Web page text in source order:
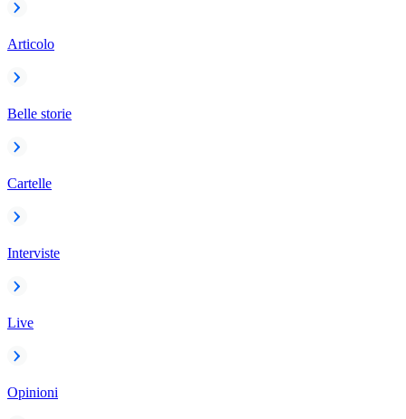
Articolo
Belle storie
Cartelle
Interviste
Live
Opinioni